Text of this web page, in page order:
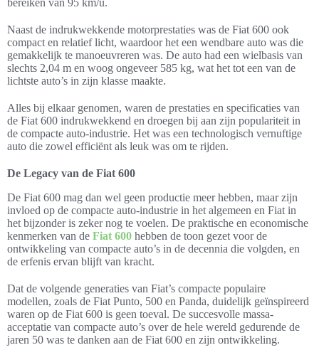
Naast de indrukwekkende motorprestaties was de Fiat 600 ook
compact en relatief licht, waardoor het een wendbare auto was die
gemakkelijk te manoeuvreren was. De auto had een wielbasis van
slechts 2,04 m en woog ongeveer 585 kg, wat het tot een van de
lichtste auto’s in zijn klasse maakte.
Alles bij elkaar genomen, waren de prestaties en specificaties van
de Fiat 600 indrukwekkend en droegen bij aan zijn populariteit in
de compacte auto-industrie. Het was een technologisch vernuftige
auto die zowel efficiënt als leuk was om te rijden.
De Legacy van de Fiat 600
De Fiat 600 mag dan wel geen productie meer hebben, maar zijn
invloed op de compacte auto-industrie in het algemeen en Fiat in
het bijzonder is zeker nog te voelen. De praktische en economische
kenmerken van de Fiat 600 hebben de toon gezet voor de
ontwikkeling van compacte auto’s in de decennia die volgden, en
de erfenis ervan blijft van kracht.
Dat de volgende generaties van Fiat’s compacte populaire
modellen, zoals de Fiat Punto, 500 en Panda, duidelijk geïnspireerd
waren op de Fiat 600 is geen toeval. De succesvolle massa-
acceptatie van compacte auto’s over de hele wereld gedurende de
jaren 50 was te danken aan de Fiat 600 en zijn ontwikkeling.